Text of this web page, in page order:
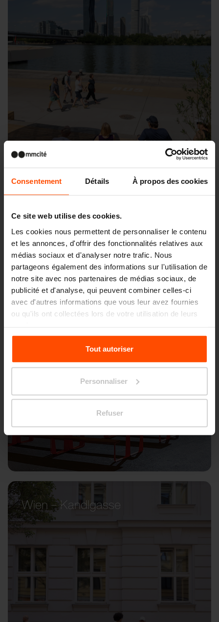
Consentement Détails À propos des cookies
Ce site web utilise des cookies.
Les cookies nous permettent de personnaliser le contenu
et les annonces, d'offrir des fonctionnalités relatives aux
médias sociaux et d'analyser notre trafic. Nous
partageons également des informations sur l'utilisation de
notre site avec nos partenaires de médias sociaux, de
publicité et d'analyse, qui peuvent combiner celles-ci
avec d'autres informations que vous leur avez fournies
ou qu'ils ont collectées lors de votre utilisation de leurs
Pour plus d'informations, veuillez consulter le
sitePrinciples Relating to the Processing Personal
Tout autoriser
Personnaliser
Refuser
Seattle – Popup park
Wien – Kandlgasse